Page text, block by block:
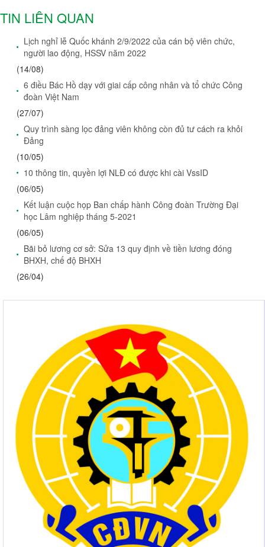
TIN LIÊN QUAN
Lịch nghỉ lễ Quốc khánh 2/9/2022 của cán bộ viên chức,
người lao động, HSSV năm 2022
(14/08)
6 điều Bác Hồ dạy với giai cấp công nhân và tổ chức Công
đoàn Việt Nam
(27/07)
Quy trình sàng lọc đảng viên không còn đủ tư cách ra khỏi
Đảng
(10/05)
10 thông tin, quyền lợi NLĐ có được khi cài VssID
(06/05)
Kết luận cuộc họp Ban chấp hành Công đoàn Trường Đại
học Lâm nghiệp tháng 5-2021
(06/05)
Bãi bỏ lương cơ sở: Sửa 13 quy định về tiền lương đóng
BHXH, chế độ BHXH
(26/04)